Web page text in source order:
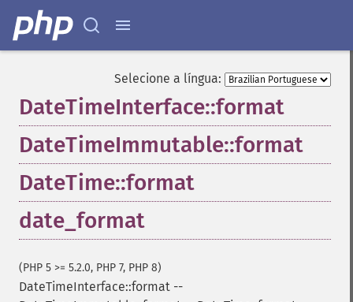
Selecione a língua:
DateTimeInterface::format
DateTimeImmutable::format
DateTime::format
date_format
(PHP 5 >= 5.2.0, PHP 7, PHP 8)
DateTimeInterface::format --